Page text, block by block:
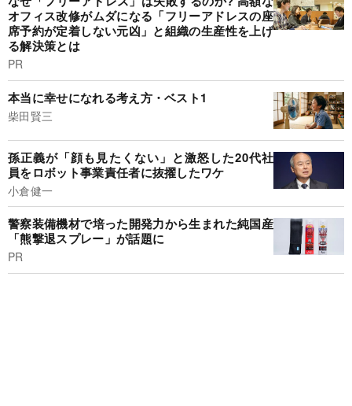
オフィス改修がムダになる「フリーアドレスの座
席予約が定着しない元凶」と組織の生産性を上げ
る解決策とは
PR
本当に幸せになれる考え方・ベスト1
柴田賢三
孫正義が「顔も見たくない」と激怒した20代社
員をロボット事業責任者に抜擢したワケ
小倉健一
警察装備機材で培った開発力から生まれた純国産
「熊撃退スプレー」が話題に
PR